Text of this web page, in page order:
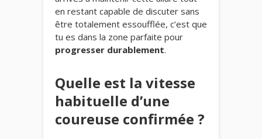
en restant capable de discuter sans
être totalement essoufflée, c’est que
tu es dans la zone parfaite pour
progresser durablement.
Quelle est la vitesse
habituelle d’une
coureuse confirmée ?